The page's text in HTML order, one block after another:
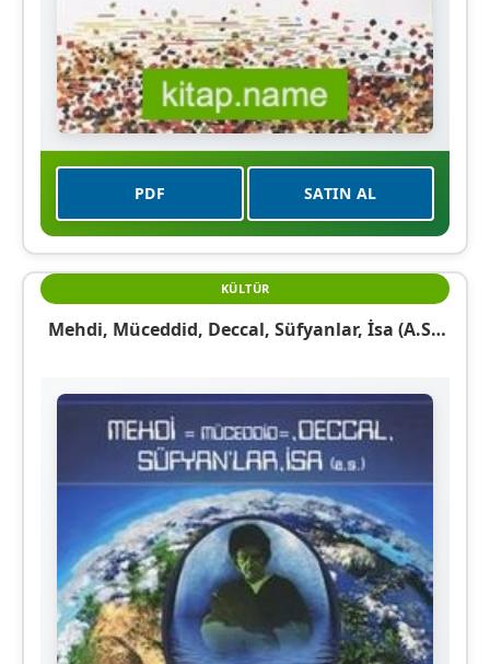
PDF SATIN AL
KÜLTÜR
Mehdi, Müceddid, Deccal, Süfyanlar, İsa (a.s.)